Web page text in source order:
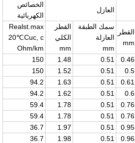
العازل
الخصائص
الكهربائية
القطر
mm
سمك الطبقة
العازلة
mm
القطر
الكلي
mm
Realst.max
Cuc, c
20℃
Ohm/km
0.46
0.51
1.48
150
0.5
0.51
1.52
150
0.61
0.51
1.63
94.2
0.6
0.51
1.62
94.2
0.76
0.51
1.78
59.4
0.76
0.51
1.78
59.4
0.95
0.51
1.97
36.7
0.96
0.51
1.98
36.7